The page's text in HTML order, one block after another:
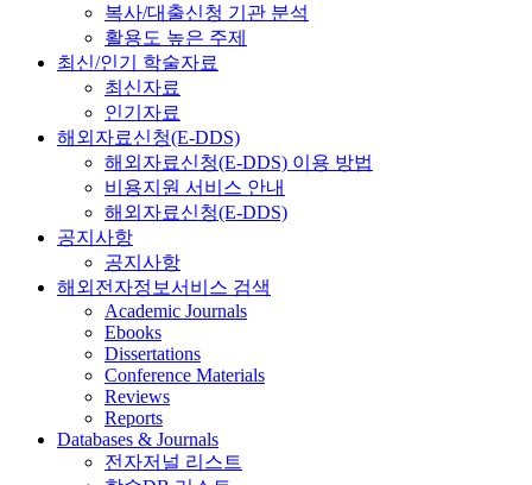
복사/대출신청 기관 분석
활용도 높은 주제
최신/인기 학술자료
최신자료
인기자료
해외자료신청(E-DDS)
해외자료신청(E-DDS) 이용 방법
비용지원 서비스 안내
해외자료신청(E-DDS)
공지사항
공지사항
해외전자정보서비스 검색
Academic Journals
Ebooks
Dissertations
Conference Materials
Reviews
Reports
Databases & Journals
전자저널 리스트